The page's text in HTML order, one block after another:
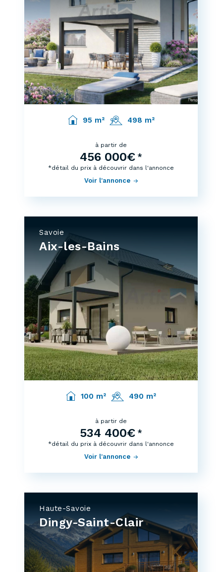
95 m² 498 m²
à partir de
456 000€ *
Voir l'annonce
*détail du prix à découvrir dans l'annonce
Savoie
Aix-les-Bains
100 m² 490 m²
à partir de
534 400€ *
Voir l'annonce
*détail du prix à découvrir dans l'annonce
Haute-Savoie
Dingy-Saint-Clair